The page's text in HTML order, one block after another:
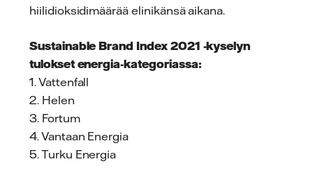
hiilidioksidimäärää elinikänsä aikana.
Sustainable Brand Index 2021 -kyselyn
tulokset energia-kategoriassa:
1. Vattenfall
2. Helen
3. Fortum
4. Vantaan Energia
5. Turku Energia